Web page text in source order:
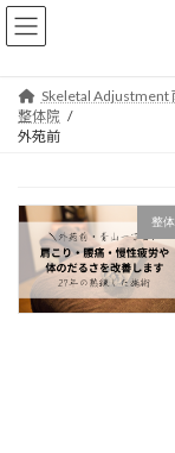
コ
ン
ナ
ビ
Skeletal Adjustment
整体院
外苑前
整体